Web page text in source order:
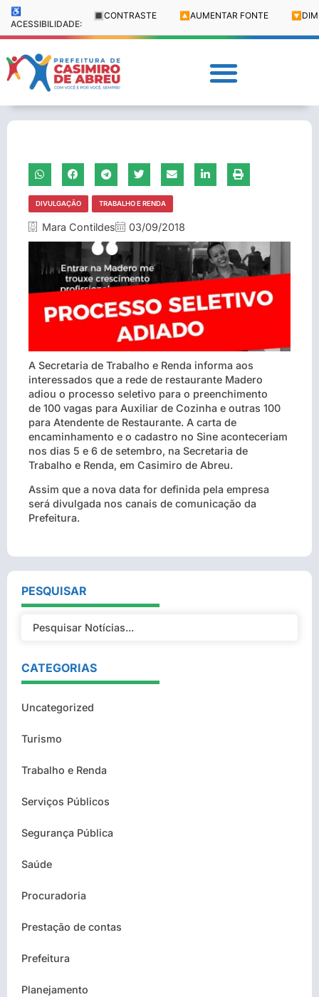
♿
ACESSIBILIDADE:
🔳 CONTRASTE 🔼 AUMENTAR FONTE 🔽
DIVULGAÇÃO TRABALHO E RENDA
Mara Contildes 03/09/2018
A Secretaria de Trabalho e Renda informa aos
interessados que a rede de restaurante Madero
adiou o processo seletivo para o preenchimento
de 100 vagas para Auxiliar de Cozinha e outras 100
para Atendente de Restaurante. A carta de
encaminhamento e o cadastro no Sine aconteceriam
nos dias 5 e 6 de setembro, na Secretaria de
Trabalho e Renda, em Casimiro de Abreu.
Assim que a nova data for definida pela empresa
será divulgada nos canais de comunicação da
Prefeitura.
PESQUISAR
CATEGORIAS
Uncategorized
Turismo
Trabalho e Renda
Serviços Públicos
Segurança Pública
Saúde
Procuradoria
Prestação de contas
Prefeitura
Planejamento